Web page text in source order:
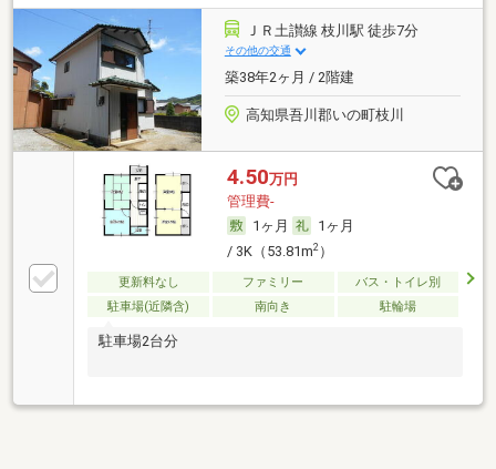
ＪＲ土讃線 枝川駅 徒歩7分
その他の交通
築38年2ヶ月 / 2階建
高知県吾川郡いの町枝川
4.50万円
管理費-
1ヶ月
1ヶ月
/ 3K（53.81m2）
更新料なし ファミリー
バス・トイレ別
駐車場(近隣含)
南向き 駐輪場
駐車場2台分